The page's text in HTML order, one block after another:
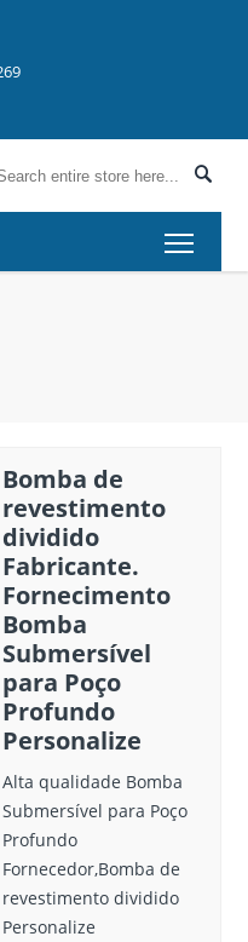

Bomba de
revestimento
dividido
Fabricante.
Fornecimento
Bomba
Submersível
para Poço
Profundo
Personalize
Alta qualidade Bomba
Submersível para Poço
Profundo
Fornecedor,Bomba de
revestimento dividido
Personalize